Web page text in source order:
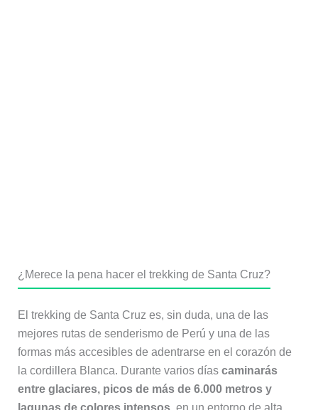
formas más accesibles de adentrarse en el corazón de
entre glaciares, picos de más de 6.000 metros y
lagunas de colores intensos, en un entorno de alta
montaña que todavía se mantiene relativamente
salvaje.